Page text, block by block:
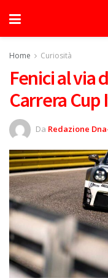
Home Curiosità
Fenici al via
Carrera Cup
Da Redazione